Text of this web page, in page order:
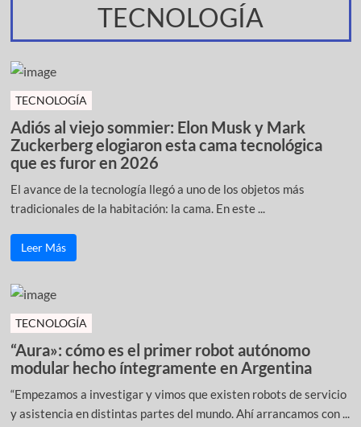
TECNOLOGÍA
TECNOLOGÍA
Adiós al viejo sommier: Elon Musk y Mark
Zuckerberg elogiaron esta cama tecnológica
que es furor en 2026
El avance de la tecnología llegó a uno de los objetos más
tradicionales de la habitación: la cama. En este ...
Leer Más
TECNOLOGÍA
“Aura»: cómo es el primer robot autónomo
modular hecho íntegramente en Argentina
“Empezamos a investigar y vimos que existen robots de servicio
y asistencia en distintas partes del mundo. Ahí arrancamos con ...